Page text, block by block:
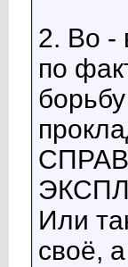
2. Во -
по
Или
своё,